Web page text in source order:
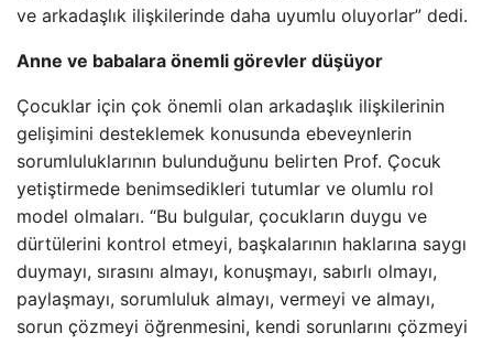
ve arkadaşlık ilişkilerinde daha uyumlu oluyorlar” dedi.
Anne ve babalara önemli görevler düşüyor
Çocuklar için çok önemli olan arkadaşlık ilişkilerinin
gelişimini desteklemek konusunda ebeveynlerin
sorumluluklarının bulunduğunu belirten Prof. Çocuk
yetiştirmede benimsedikleri tutumlar ve olumlu rol
model olmaları. “Bu bulgular, çocukların duygu ve
dürtülerini kontrol etmeyi, başkalarının haklarına saygı
duymayı, sırasını almayı, konuşmayı, sabırlı olmayı,
paylaşmayı, sorumluluk almayı, vermeyi ve almayı,
sorun çözmeyi öğrenmesini, kendi sorunlarını çözmeyi